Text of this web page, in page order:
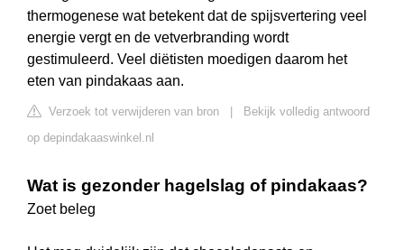
thermogenese wat betekent dat de spijsvertering veel
energie vergt en de vetverbranding wordt
gestimuleerd. Veel diëtisten moedigen daarom het
eten van pindakaas aan.
Verzoek tot verwijderen van bron
Bekijk volledig antwoord
op depindakaaswinkel.nl
Wat is gezonder hagelslag of pindakaas?
Zoet beleg